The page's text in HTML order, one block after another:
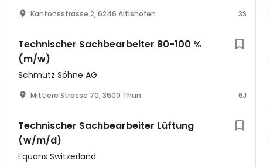
Kantonsstrasse 2, 6246 Altishofen 3S
Technischer Sachbearbeiter 80-100 %
(m/w)
Schmutz Söhne AG
Mittlere Strasse 70, 3600 Thun 6J
Technischer Sachbearbeiter Lüftung
(w/m/d)
Equans Switzerland